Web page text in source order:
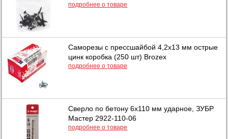
подробнее о товаре
Саморезы с прессшайбой 4,2х13 мм острые
цинк коробка (250 шт) Brozex
подробнее о товаре
Сверло по бетону 6x110 мм ударное, ЗУБР
Мастер 2922-110-06
подробнее о товаре